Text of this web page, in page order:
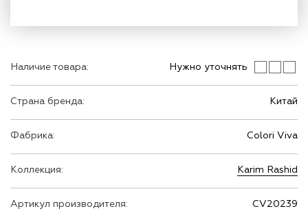
Наличие товара: Нужно уточнять
Страна бренда: Китай
Фабрика: Colori Viva
Коллекция: Karim Rashid
Артикул производителя: CV20239